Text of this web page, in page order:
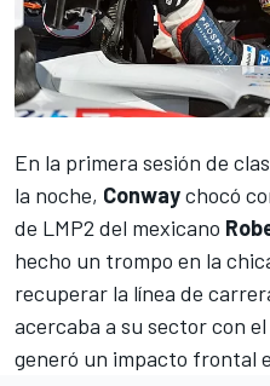
En la primera sesión de
la noche, Conwaychocó
de LMP2 del mexicano
hecho un trompo en la
recuperar la línea de
acercaba a su sector con
generó un impacto frontal